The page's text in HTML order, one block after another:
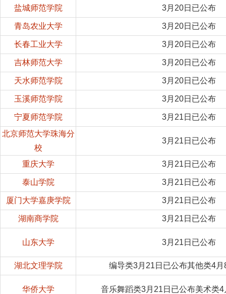
盐城师范学院 3月20日已公布
青岛农业大学 3月20日已公布
长春工业大学 3月20日已公布
吉林师范大学 3月20日已公布
天水师范学院 3月20日已公布
玉溪师范学院 3月20日已公布
宁夏师范学院
3月21日已公布
北京师范大学珠海分
校
3月21日已公布
重庆大学 3月21日已公布
泰山学院 3月21日已公布
厦门大学嘉庚学院 3月21日已公布
湖南商学院 3月21日已公布
山东大学 3月21日已公布
湖北文理学院 编导类3月21日已公布其他类4
华侨大学 音乐舞蹈类3月21日已公布美术类